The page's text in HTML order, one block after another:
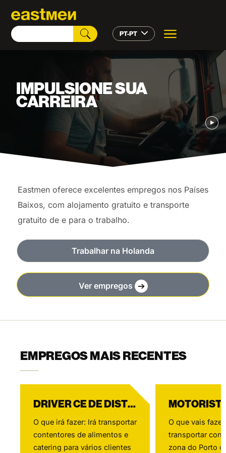
PT-PT
IMPULSIONE SUA
CARREIRA
Eastmen oferece excelentes empregos nos Países
Baixos, com alojamento gratuito e transporte
gratuito de e para o trabalho.
Trabalhar na Holanda
Ver empregos
EMPREGOS MAIS RECENTES
DRIVER CE DE DISTRIBUIÇÃO DE LOJA
O que irá fazer: Irá transportar
contentores de alimentos e
O que vais
transportar